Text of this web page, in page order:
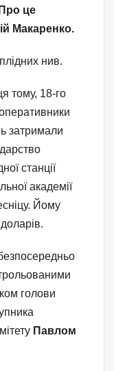
це
Макаренко.
нив.
тому, 18-го
затримали
станції
академії
Йому
голови
Павлом